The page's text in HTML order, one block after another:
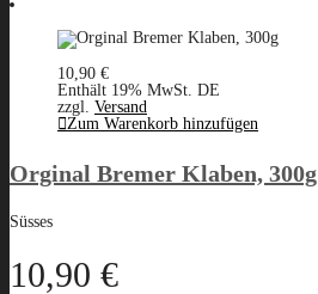
10,90 €
Enthält 19% MwSt. DE
zzgl. Versand
Zum Warenkorb hinzufügen
Orginal Bremer Klaben, 300g
Süsses
10,90 €